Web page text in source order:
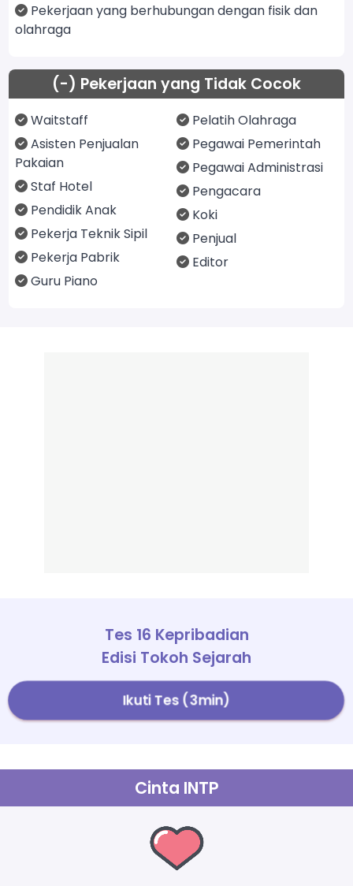
Pekerjaan yang berhubungan dengan fisik dan
olahraga
(-) Pekerjaan yang Tidak Cocok
Waitstaff
Asisten Penjualan
Pakaian
Staf Hotel
Pendidik Anak
Pekerja Teknik Sipil
Pekerja Pabrik
Guru Piano
Pelatih Olahraga
Pegawai Pemerintah
Pegawai Administrasi
Pengacara
Koki
Penjual
Editor
Tes 16 Kepribadian
Edisi Tokoh Sejarah
Ikuti Tes (3min)
Cinta INTP